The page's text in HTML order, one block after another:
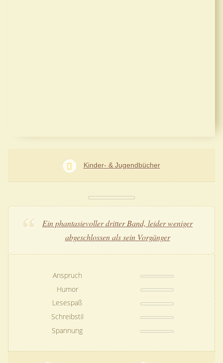
Kinder- & Jugendbücher
Ein phantasievoller dritter Band, leider weniger
abgeschlossen als sein Vorgänger
Anspruch
Humor
Lesespaß
Schreibstil
Spannung